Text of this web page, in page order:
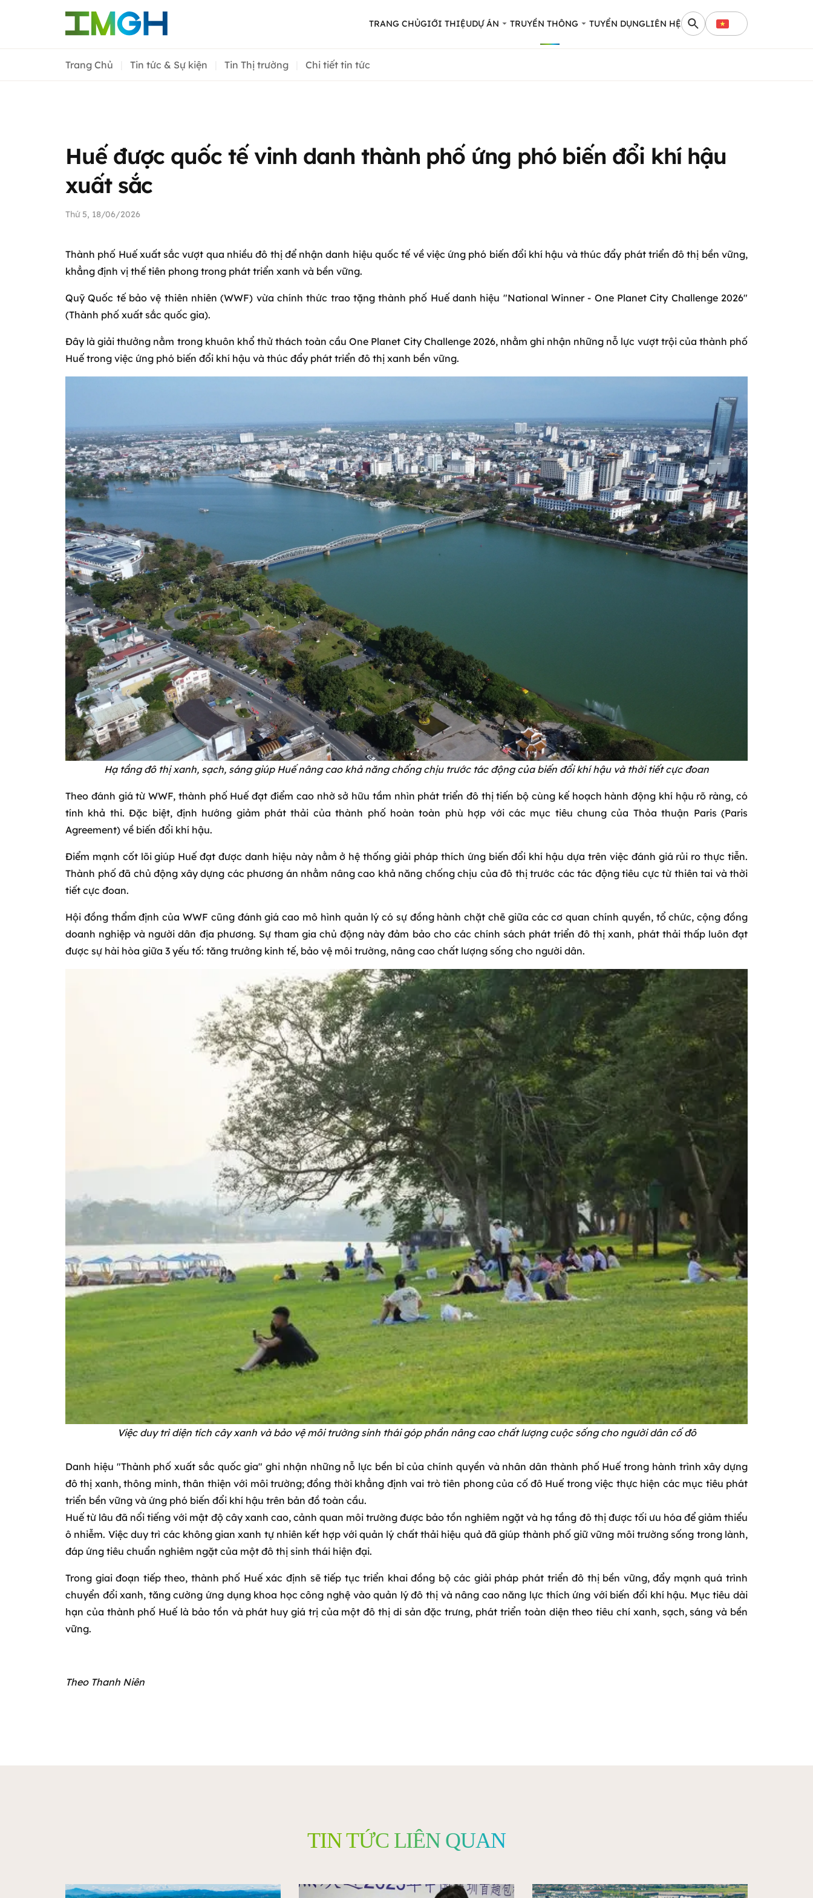
TRANG CHỦGIỚI THIỆUDỰ ÁN TRUYỀN THÔNG TUYỂN DỤNGLIÊN HỆ
Trang Chủ Tin tức & Sự kiện Tin Thị trường Chi tiết tin tức
Huế được quốc tế vinh danh thành phố ứng phó biến đổi khí hậu
xuất sắc
Thứ 5, 18/06/2026
Thành phố Huế xuất sắc vượt qua nhiều đô thị để nhận danh hiệu quốc tế về việc ứng phó biến đổi khí hậu và thúc đẩy phát triển đô thị bền vững,
khẳng định vị thế tiên phong trong phát triển xanh và bền vững.
Quỹ Quốc tế bảo vệ thiên nhiên (WWF) vừa chính thức trao tặng thành phố Huế danh hiệu "National Winner - One Planet City Challenge 2026"
(Thành phố xuất sắc quốc gia).
Đây là giải thưởng nằm trong khuôn khổ thử thách toàn cầu One Planet City Challenge 2026, nhằm ghi nhận những nỗ lực vượt trội của thành phố
Huế trong việc ứng phó biến đổi khí hậu và thúc đẩy phát triển đô thị xanh bền vững.
Hạ tầng đô thị xanh, sạch, sáng giúp Huế nâng cao khả năng chống chịu trước tác động của biến đổi khí hậu và thời tiết cực đoan
Theo đánh giá từ WWF, thành phố Huế đạt điểm cao nhờ sở hữu tầm nhìn phát triển đô thị tiến bộ cùng kế hoạch hành động khí hậu rõ ràng, có
tính khả thi. Đặc biệt, định hướng giảm phát thải của thành phố hoàn toàn phù hợp với các mục tiêu chung của Thỏa thuận Paris (Paris
Agreement) về biến đổi khí hậu.
Điểm mạnh cốt lõi giúp Huế đạt được danh hiệu này nằm ở hệ thống giải pháp thích ứng biến đổi khí hậu dựa trên việc đánh giá rủi ro thực tiễn.
Thành phố đã chủ động xây dựng các phương án nhằm nâng cao khả năng chống chịu của đô thị trước các tác động tiêu cực từ thiên tai và thời
tiết cực đoan.
Hội đồng thẩm định của WWF cũng đánh giá cao mô hình quản lý có sự đồng hành chặt chẽ giữa các cơ quan chính quyền, tổ chức, cộng đồng
doanh nghiệp và người dân địa phương. Sự tham gia chủ động này đảm bảo cho các chính sách phát triển đô thị xanh, phát thải thấp luôn đạt
được sự hài hòa giữa 3 yếu tố: tăng trưởng kinh tế, bảo vệ môi trường, nâng cao chất lượng sống cho người dân.
Việc duy trì diện tích cây xanh và bảo vệ môi trường sinh thái góp phần nâng cao chất lượng cuộc sống cho người dân cố đô
Danh hiệu "Thành phố xuất sắc quốc gia" ghi nhận những nỗ lực bền bỉ của chính quyền và nhân dân thành phố Huế trong hành trình xây dựng
đô thị xanh, thông minh, thân thiện với môi trường; đồng thời khẳng định vai trò tiên phong của cố đô Huế trong việc thực hiện các mục tiêu phát
triển bền vững và ứng phó biến đổi khí hậu trên bản đồ toàn cầu.
Huế từ lâu đã nổi tiếng với mật độ cây xanh cao, cảnh quan môi trường được bảo tồn nghiêm ngặt và hạ tầng đô thị được tối ưu hóa để giảm thiểu
ô nhiễm. Việc duy trì các không gian xanh tự nhiên kết hợp với quản lý chất thải hiệu quả đã giúp thành phố giữ vững môi trường sống trong lành,
đáp ứng tiêu chuẩn nghiêm ngặt của một đô thị sinh thái hiện đại.
Trong giai đoạn tiếp theo, thành phố Huế xác định sẽ tiếp tục triển khai đồng bộ các giải pháp phát triển đô thị bền vững, đẩy mạnh quá trình
chuyển đổi xanh, tăng cường ứng dụng khoa học công nghệ vào quản lý đô thị và nâng cao năng lực thích ứng với biến đổi khí hậu. Mục tiêu dài
hạn của thành phố Huế là bảo tồn và phát huy giá trị của một đô thị di sản đặc trưng, phát triển toàn diện theo tiêu chí xanh, sạch, sáng và bền
vững.
Theo Thanh Niên
TIN TỨC LIÊN QUAN